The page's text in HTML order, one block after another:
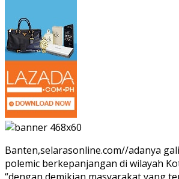
Banten,selarasonline.com//adanya
polemic berkepanjangan di wilayah